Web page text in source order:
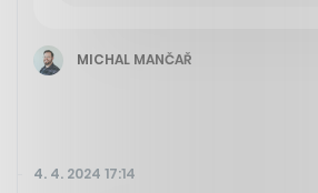
MICHAL MANČAŘ
4. 4. 2024 17:14